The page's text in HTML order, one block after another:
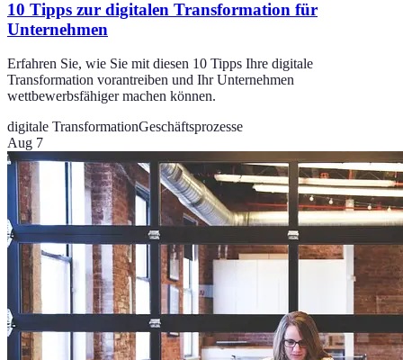
10 Tipps zur digitalen Transformation für
Unternehmen
Erfahren Sie, wie Sie mit diesen 10 Tipps Ihre digitale
Transformation vorantreiben und Ihr Unternehmen
wettbewerbsfähiger machen können.
digitale TransformationGeschäftsprozesse
Aug 7